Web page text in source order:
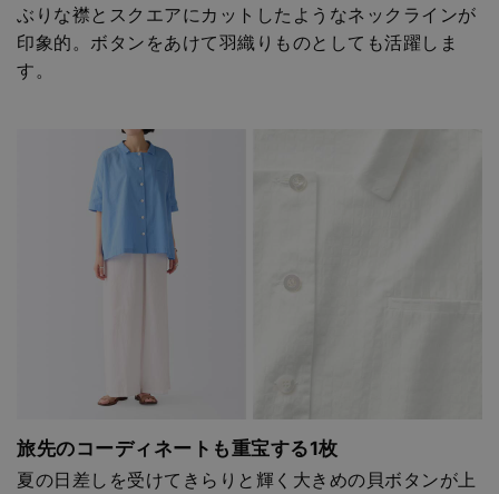
ぶりな襟とスクエアにカットしたようなネックラインが
印象的。ボタンをあけて羽織りものとしても活躍しま
す。
旅先のコーディネートも重宝する1枚
夏の日差しを受けてきらりと輝く大きめの貝ボタンが上